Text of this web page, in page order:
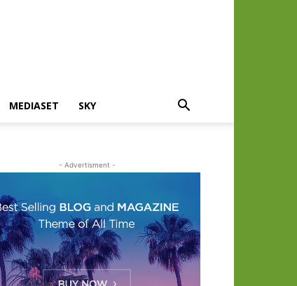
MEDIASET SKY
- Advertisment -